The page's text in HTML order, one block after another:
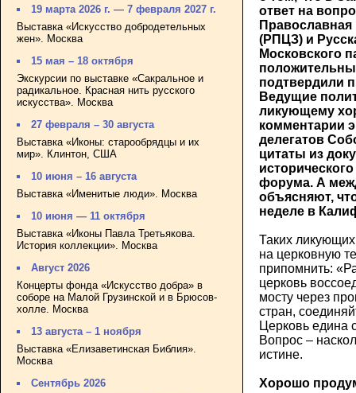
19 марта 2026 г. — 7 февраля 2027 г.
Выставка «Искусство добродетельных
жен». Москва
15 мая – 18 октября
Экскурсии по выставке «Сакральное и
радикальное. Красная нить русского
искусства». Москва
27 февраля – 30 августа
Выставка «Иконы: старообрядцы и их
мир». Клинтон, США
10 июня – 16 августа
Выставка «Именитые люди». Москва
10 июня — 11 октября
Выставка «Иконы Павла Третьякова.
История коллекции». Москва
Август 2026
Концерты фонда «Искусство добра» в
соборе на Малой Грузинской и в Брюсов-
холле. Москва
13 августа – 1 ноября
Выставка «Елизаветинская Библия».
Москва
Сентябрь 2026
ответ на
(РПЦЗ) и
Московского
подтвердили
Ведущие
ликующему
комментарии
делегатов
цитаты из
форума. А
объясняют,
неделе в
Таких ликующих
на церковную
припомнить:
церковь
мосту через
стран,
Церковь едина
Вопрос –
истине.
Хорошо